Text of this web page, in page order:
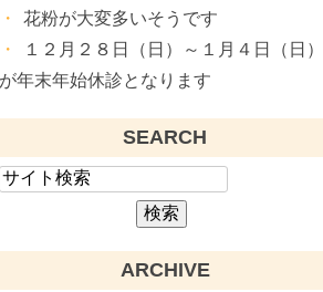
インフルエンザ治療
花粉症でお悩みの方へ
花粉が大変多いそうです
１２月２８日（日）～１月４日（日）
が年末年始休診となります
SEARCH
ARCHIVE